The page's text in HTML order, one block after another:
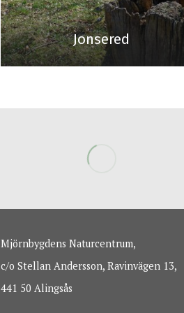
Jonsered
Mjörnbygdens Naturcentrum,
c/o Stellan Andersson, Ravinvägen 13,
441 50 Alingsås